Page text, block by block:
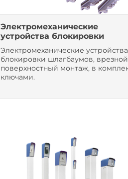
Электромеханические
устройства блокировки
Электромеханические устройства
блокировки шлагбаумов,
поверхностный монтаж, в
ключами.